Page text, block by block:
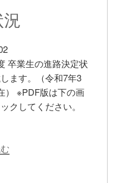
導
卒業生の進路決定状
ます。（令和7年3
） ※PDF版は下の画
クしてください。